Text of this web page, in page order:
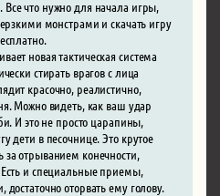
что нужно для начала игры,
монстрами и скачать игру
новая тактическая система
стирать врагов с лица
красочно, реалистично,
Можно видеть, как ваш удар
И это не просто царапины,
дети в песочнице. Это крутое
отрыванием конечности,
Есть и специальные приемы,
оторвать ему голову.